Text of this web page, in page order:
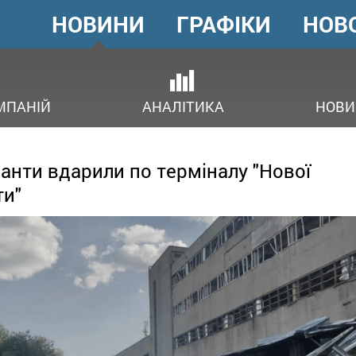
ГОЛОВНЕ
МЕНЮ
НОВИНИ
АНАЛІТИКА
ГРАФІКИ
вдарили по терміналу "Нової